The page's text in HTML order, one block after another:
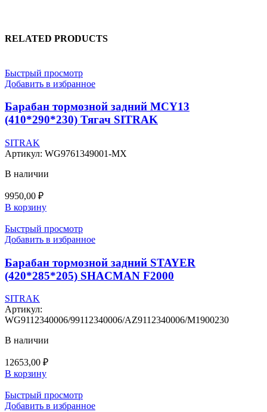
RELATED PRODUCTS
Быстрый просмотр
Добавить в избранное
Барабан тормозной задний MCY13
(410*290*230) Тягач SITRAK
SITRAK
Артикул: WG9761349001-MX
В наличии
9950,00 ₽
В корзину
Быстрый просмотр
Добавить в избранное
Барабан тормозной задний STAYER
(420*285*205) SHACMAN F2000
SITRAK
Артикул:
WG9112340006/99112340006/AZ9112340006/M1900230
В наличии
12653,00 ₽
В корзину
Быстрый просмотр
Добавить в избранное